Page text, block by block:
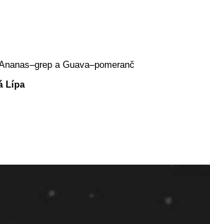
a Guava–pomeranč
Lípa